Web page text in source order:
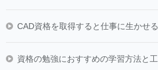
CAD資格を取得すると仕事に生かせ
資格の勉強におすすめの学習方法と